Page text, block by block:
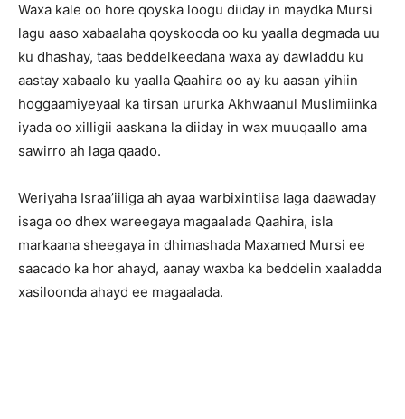
Waxa kale oo hore qoyska loogu diiday in maydka Mursi
lagu aaso xabaalaha qoyskooda oo ku yaalla degmada uu
ku dhashay, taas beddelkeedana waxa ay dawladdu ku
aastay xabaalo ku yaalla Qaahira oo ay ku aasan yihiin
hoggaamiyeyaal ka tirsan ururka Akhwaanul Muslimiinka
iyada oo xilligii aaskana la diiday in wax muuqaallo ama
sawirro ah laga qaado.
Weriyaha Israa’iiliga ah ayaa warbixintiisa laga daawaday
isaga oo dhex wareegaya magaalada Qaahira, isla
markaana sheegaya in dhimashada Maxamed Mursi ee
saacado ka hor ahayd, aanay waxba ka beddelin xaaladda
xasiloonda ahayd ee magaalada.